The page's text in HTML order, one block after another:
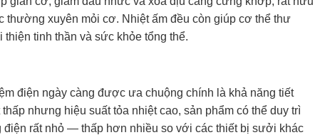
xuyên mỏi cơ. Nhiệt ấm đều còn giúp cơ thể thư
tinh thần và sức khỏe tổng thể.
điện ngày càng được ưa chuộng chính là khả năng tiết
nhưng hiệu suất tỏa nhiệt cao, sản phẩm có thể duy trì
điện rất nhỏ — thấp hơn nhiều so với các thiết bị sưởi khác